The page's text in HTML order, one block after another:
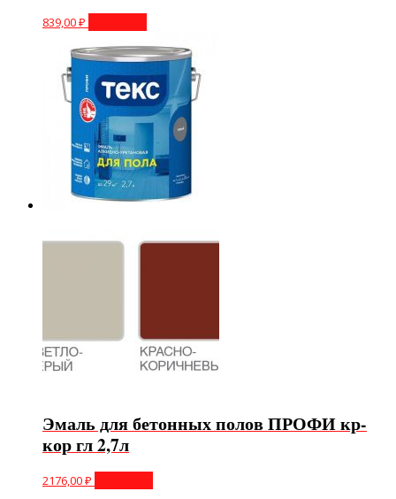
839,00₽
Эмаль для бетонных полов ПРОФИ кр-
кор гл 2,7л
2176,00₽